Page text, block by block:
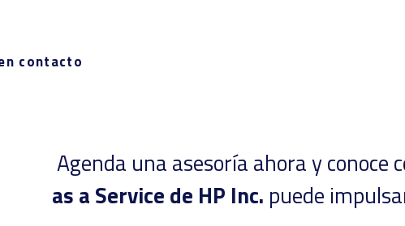
contacto
Agenda una asesoría ahora y conoce
as a Service de HP Inc. puede